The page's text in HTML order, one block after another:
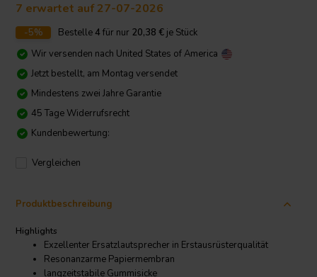
7 erwartet auf 27-07-2026
-5% Bestelle4 für nur 20,38 € je Stück
Wir versenden nach United States of America
Jetzt bestellt, am Montag versendet
Mindestens zwei Jahre Garantie
45 Tage Widerrufsrecht
Kundenbewertung:
Vergleichen
Produktbeschreibung
Highlights
Exzellenter Ersatzlautsprecher in Erstausrüsterqualität
Resonanzarme Papiermembran
langzeitstabile Gummisicke